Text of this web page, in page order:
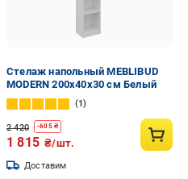
Стелаж напольный MEBLIBUD
MODERN 200х40х30 см Белый
1
2 420 -605₴
1 815 ₴/шт.
Доставим